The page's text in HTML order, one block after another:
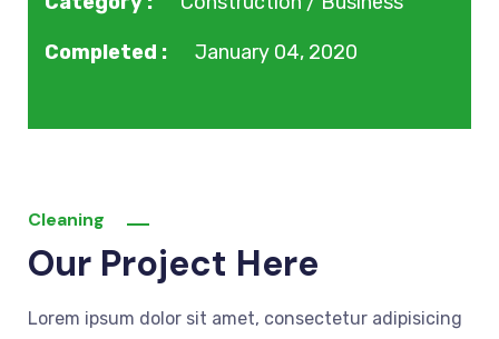
Completed : January 04, 2020
Cleaning
Our Project Here
Lorem ipsum dolor sit amet, consectetur adipisicing